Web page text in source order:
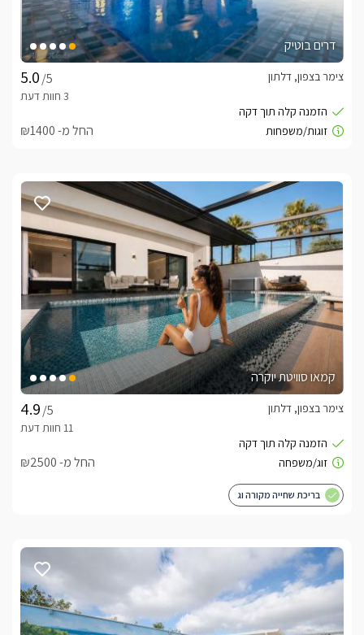
האורחים יהנו משלל פינוקים הכוללים: עוגיות, שוקולדים, פינת
ניתן להזמין ארוחות בוקר מפנקת ועשירה לזוג או לכל המשפחה
בתיאום מראש.(150 ש"ח לזוג/50 לילד)ניתן להזמין ארוחת ערב
לילד)ניתן להזמין עיסוים בתיאום מראש
ניתן להזמין את הסוויטה על בסיס מקום פנוי בתיאום מול בעל
המתחם.
לצפייה במדיניות ותנאי הזמנה -לחצו כאן
לידיעתכם, הפרטים המוצגים באתר: התפוסה המחירים והמבצעים
מעודכנים ומאומתים. תוכלו לבדוק ולבצע הזמנה באהבה רבה ♥
לפרטים נוספים או שאלות אנחנו פה לשירותכם
בברכה, אושרת -055-4313236
לצפייה באטרקציות ומסעדות בקרבת אחוזת האושר -
לחצו כאן
דרים בוטיק
/5
צימר בצפון, דלתון
החל מ- ₪1400
קמאו סוויטת יוקרה
/5
צימר בצפון, דלתון
החל מ- ₪2500
בריכת שחייה מקורה וג